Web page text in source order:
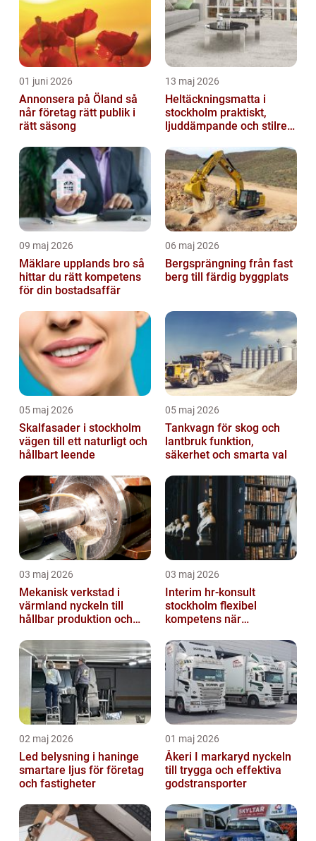
01 juni 2026
Annonsera på Öland så
når företag rätt publik i
rätt säsong
13 maj 2026
Heltäckningsmatta i
stockholm praktiskt,
ljuddämpande och stilrent
09 maj 2026
Mäklare upplands bro så
hittar du rätt kompetens
för din bostadsaffär
06 maj 2026
Bergsprängning från fast
berg till färdig byggplats
05 maj 2026
Skalfasader i stockholm
vägen till ett naturligt och
hållbart leende
05 maj 2026
Tankvagn för skog och
lantbruk funktion,
säkerhet och smarta val
03 maj 2026
Mekanisk verkstad i
värmland nyckeln till
hållbar produktion och
03 maj 2026
Interim hr-konsult
stockholm flexibel
kompetens när
stöd
02 maj 2026
Led belysning i haninge
smartare ljus för företag
och fastigheter
01 maj 2026
Åkeri I markaryd nyckeln
till trygga och effektiva
godstransporter